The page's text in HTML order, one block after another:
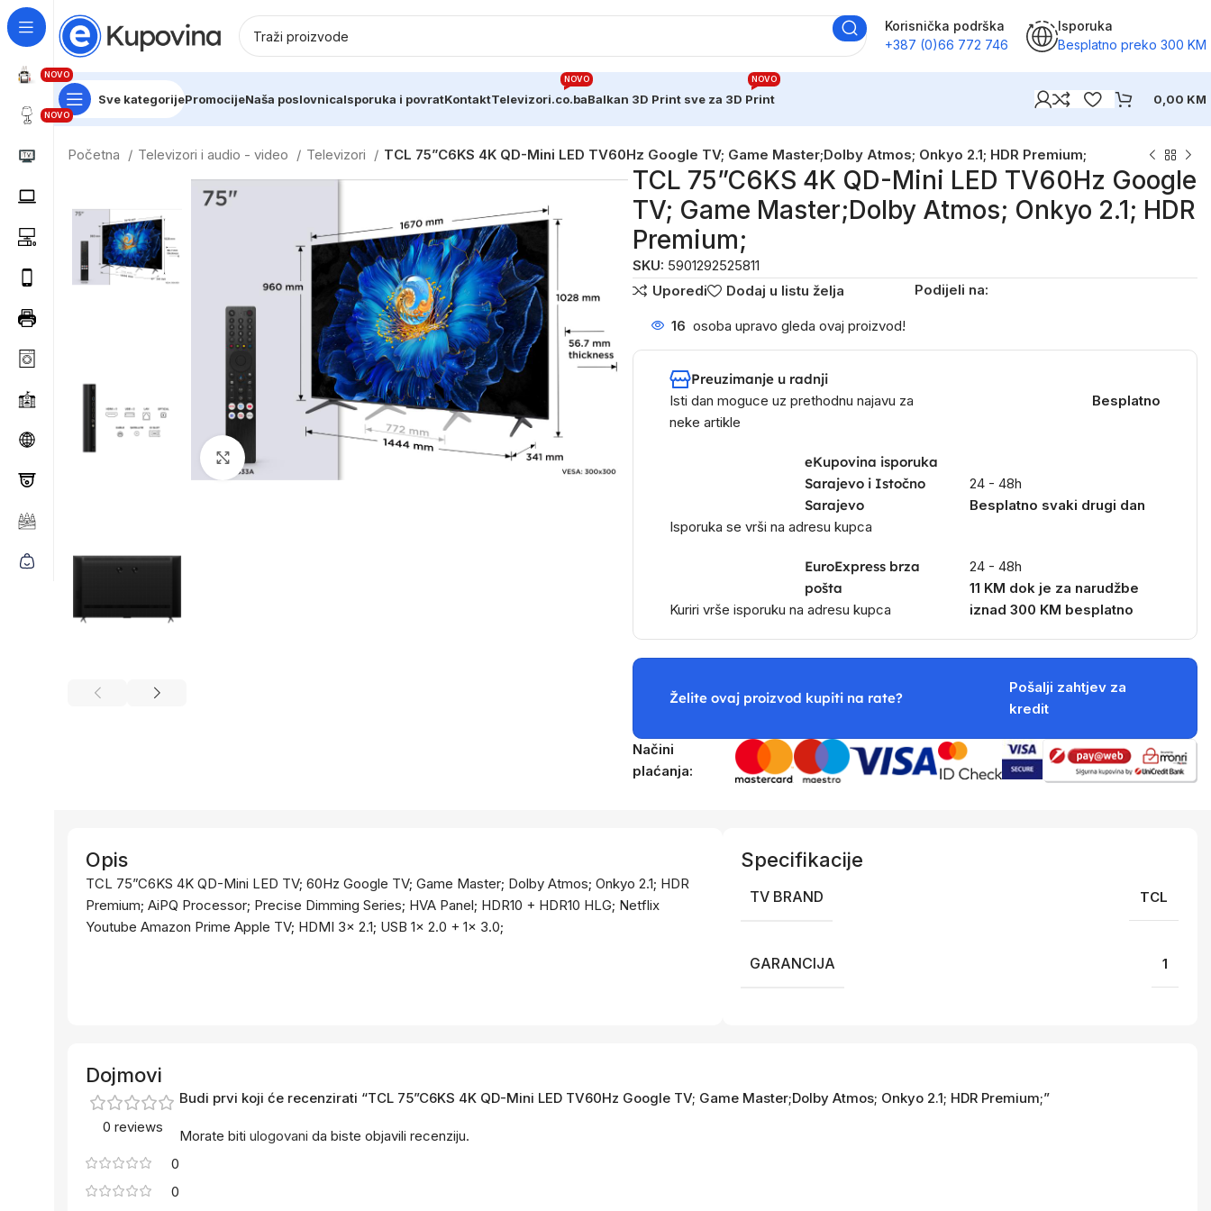
NOVO
NOVO
Korisnička podrška
+387 (0)66 772 746
Isporuka
Besplatno preko 300 KM
Sve kategorijePromocijeNaša poslovnicaIsporuka i povratKontaktTelevizori.co.ba
NOVO
Balkan 3D Print sve za 3D Print
NOVO
0,00 KM
Početna Televizori i audio - video Televizori TCL 75”C6KS 4K QD-Mini LED TV60Hz Google TV; Game Master;Dolby Atmos; Onkyo 2.1; HDR Premium;
Click to enlarge
TCL 75”C6KS 4K QD-Mini LED TV60Hz Google
TV; Game Master;Dolby Atmos; Onkyo 2.1; HDR
Premium;
SKU: 5901292525811
Uporedi
Dodaj u listu želja Podijeli na:
16 osoba upravo gleda ovaj proizvod!
Preuzimanje u radnji
Isti dan moguce uz prethodnu najavu za
neke artikle
Besplatno
eKupovina isporuka
Sarajevo i Istočno
Sarajevo
Isporuka se vrši na adresu kupca
24 - 48h
Besplatno svaki drugi dan
EuroExpress brza
pošta
Kuriri vrše isporuku na adresu kupca
24 - 48h
11 KM dok je za narudžbe
iznad 300 KM besplatno
Želite ovaj proizvod kupiti na rate?
Pošalji zahtjev za
kredit
Načini
plaćanja:
Opis
TCL 75”C6KS 4K QD-Mini LED TV; 60Hz Google TV; Game Master; Dolby Atmos; Onkyo 2.1; HDR
Premium; AiPQ Processor; Precise Dimming Series; HVA Panel; HDR10 + HDR10 HLG; Netflix
Youtube Amazon Prime Apple TV; HDMI 3x 2.1; USB 1x 2.0 + 1x 3.0;
Specifikacije
TV BRAND TCL
GARANCIJA 1
Dojmovi
0 reviews
0
0
Budi prvi koji će recenzirati “TCL 75”C6KS 4K QD-Mini LED TV60Hz Google TV; Game Master;Dolby Atmos; Onkyo 2.1; HDR Premium;”
Morate biti ulogovani da biste objavili recenziju.